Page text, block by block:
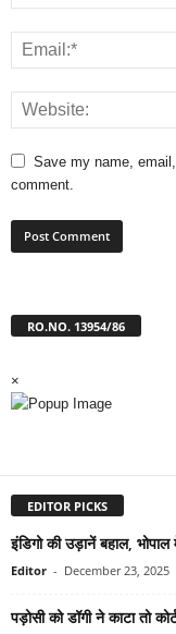
Save my name,
comment.
RO.NO. 13954/86
×
EDITOR PICKS
इंडिगो की उड़ानें बहाल, भोपाल
Editor - December 23, 2025
पड़ोसी को डॉगी ने काटा तो